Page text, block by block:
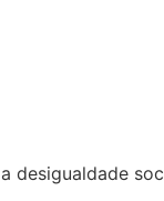
desigualdade